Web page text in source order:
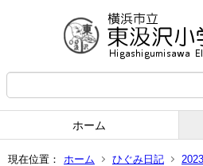
ホーム
現在位置： ホーム ひぐみ日記